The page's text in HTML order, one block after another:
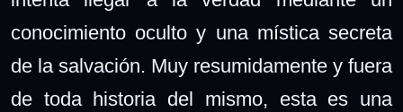
conocimiento oculto y una mística secreta
de la salvación. Muy resumidamente y fuera
de toda historia del mismo, esta es una